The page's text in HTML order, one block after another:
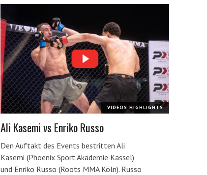
VIDEOS HIGHLIGHTS
Ali Kasemi vs Enriko Russo
Den Auftakt des Events bestritten Ali
Kasemi (Phoenix Sport Akademie Kassel)
und Enriko Russo (Roots MMA Köln). Russo